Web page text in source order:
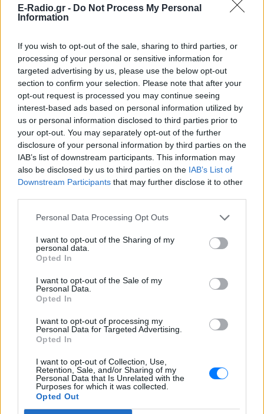
E-Radio.gr - Do Not Process My Personal
Information
If you wish to opt-out of the sale, sharing to third parties, or
processing of your personal or sensitive information for
targeted advertising by us, please use the below opt-out
section to confirm your selection. Please note that after your
opt-out request is processed you may continue seeing
interest-based ads based on personal information utilized by
us or personal information disclosed to third parties prior to
your opt-out. You may separately opt-out of the further
disclosure of your personal information by third parties on the
IAB’s list of downstream participants. This information may
also be disclosed by us to third parties on the IAB’s List of
Downstream Participants that may further disclose it to other
Personal Data Processing Opt Outs
I want to opt-out of the Sharing of my
personal data.
Opted In
I want to opt-out of the Sale of my
Personal Data.
Opted In
I want to opt-out of processing my
Personal Data for Targeted Advertising.
Opted In
I want to opt-out of Collection, Use,
Retention, Sale, and/or Sharing of my
Personal Data that Is Unrelated with the
Purposes for which it was collected.
Opted Out
ΔΕΙΤΕ ΕΠΙΣΗΣ
ΣΤΗΝ ΙΔΙΑ ΚΑΤΗΓΟΡΙΑ
Νέα λεωφόρος στον Βοτανικό:
ΣΉΜΕΡΑ
Η Λεωφόρος Προφήτη Δανιήλ, που
κατασκευάζεται στο πλαίσιο της Διπλής
Παναθηναϊκού.
στην Ελλάδα: «Κρύψτε ότι
είστε Ισραηλινοί» λόγω
διαδηλώσεων
Ταξιδιωτική προειδοποίηση εξέδωσε το
ισραηλινό υπουργείο Εξωτερικών ενόψει
της «ημέρας οργής» φιλοπαλαιστινιακών